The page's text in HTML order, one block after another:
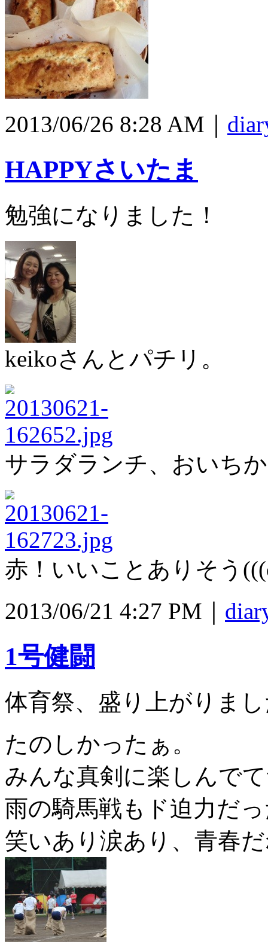
2013/06/26 8:28 AM｜
HAPPYさいたま
勉強になりました！
keikoさんとパチリ。
サラダランチ、おいち
赤！いいことありそう
2013/06/21 4:27 PM｜
1号健闘
体育祭、盛り上がりま
たのしかったぁ。
みんな真剣に楽しんで
雨の騎馬戦もド迫力だ
笑いあり涙あり、青春